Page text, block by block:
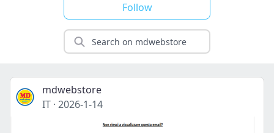
Follow
mdwebstore
IT · 2026-1-14